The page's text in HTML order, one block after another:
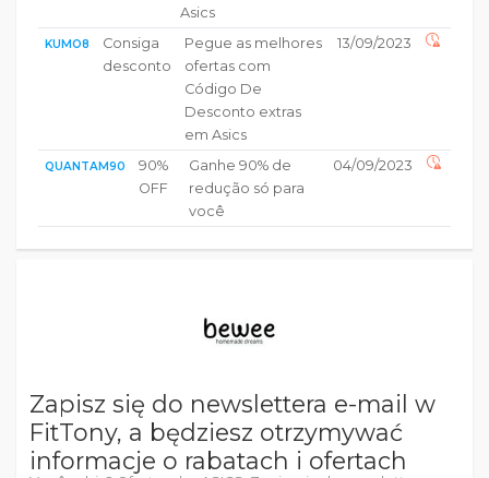
Asics
KUMO8
Consiga
desconto
Pegue as melhores
ofertas com
Código De
Desconto extras
em Asics
13/09/2023
QUANTAM90
90%
OFF
Ganhe 90% de
redução só para
você
04/09/2023
Zapisz się do newslettera e-mail w
FitTony, a będziesz otrzymywać
informacje o rabatach i ofertach